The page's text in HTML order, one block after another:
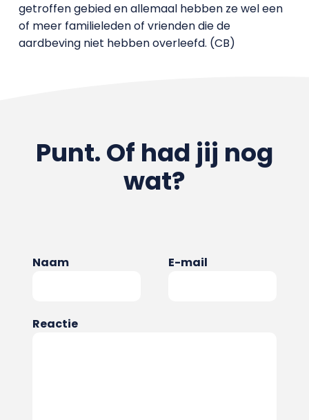
getroffen gebied en allemaal hebben ze wel een
of meer familieleden of vrienden die de
aardbeving niet hebben overleefd. (CB)
Punt. Of had jij nog
wat?
Naam E-mail
Reactie